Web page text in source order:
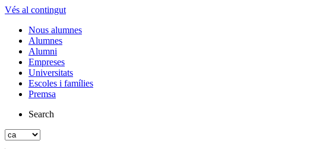
Vés al contingut
Nous alumnes
Alumnes
Alumni
Empreses
Universitats
Escoles i famílies
Premsa
Search